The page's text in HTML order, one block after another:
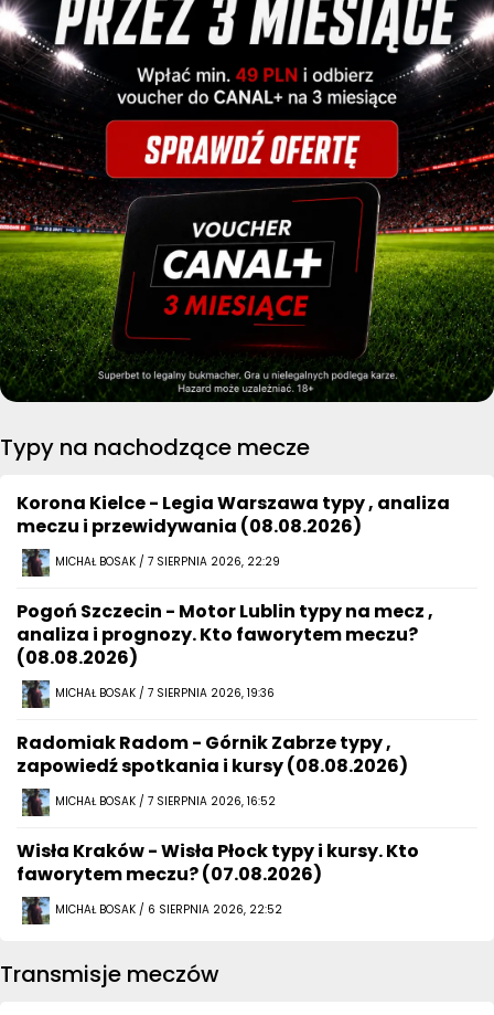
Typy na nachodzące mecze
Korona Kielce - Legia Warszawa typy , analiza
meczu i przewidywania (08.08.2026)
MICHAŁ BOSAK / 7 SIERPNIA 2026, 22:29
Pogoń Szczecin - Motor Lublin typy na mecz ,
analiza i prognozy. Kto faworytem meczu?
(08.08.2026)
MICHAŁ BOSAK / 7 SIERPNIA 2026, 19:36
Radomiak Radom - Górnik Zabrze typy ,
zapowiedź spotkania i kursy (08.08.2026)
MICHAŁ BOSAK / 7 SIERPNIA 2026, 16:52
Wisła Kraków - Wisła Płock typy i kursy. Kto
faworytem meczu? (07.08.2026)
MICHAŁ BOSAK / 6 SIERPNIA 2026, 22:52
Transmisje meczów